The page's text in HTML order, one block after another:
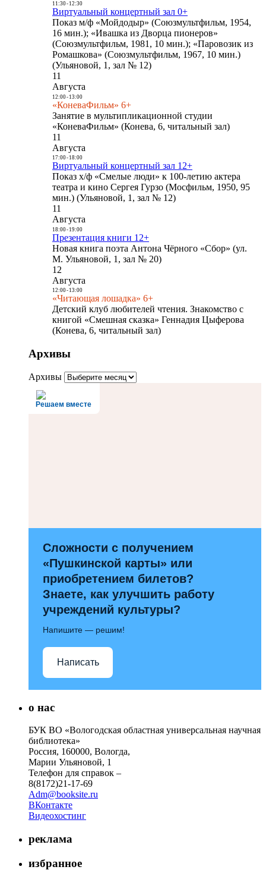
11:30- 12:30
Виртуальный концертный зал 0+
Показ м/ф «Мойдодыр» (Союзмультфильм, 1954,
16 мин.); «Ивашка из Дворца пионеров»
(Союзмультфильм, 1981, 10 мин.); «Паровозик из
Ромашкова» (Союзмультфильм, 1967, 10 мин.)
(Ульяновой, 1, зал № 12)
11
Августа
12:00- 13:00
«КоневаФильм» 6+
Занятие в мультипликационной студии
«КоневаФильм» (Конева, 6, читальный зал)
11
Августа
17:00- 18:00
Виртуальный концертный зал 12+
Показ х/ф «Смелые люди» к 100-летию актера
театра и кино Сергея Гурзо (Мосфильм, 1950, 95
мин.) (Ульяновой, 1, зал № 12)
11
Августа
18:00- 19:00
Презентация книги 12+
Новая книга поэта Антона Чёрного «Сбор» (ул.
М. Ульяновой, 1, зал № 20)
12
Августа
12:00- 13:00
«Читающая лошадка» 6+
Детский клуб любителей чтения. Знакомство с
книгой «Смешная сказка» Геннадия Цыферова
(Конева, 6, читальный зал)
Архивы
Архивы
Решаем вместе
Сложности с получением
«Пушкинской карты» или
приобретением билетов?
Знаете, как улучшить работу
учреждений культуры?
Напишите — решим!
Написать
о нас
БУК ВО «Вологодская областная универсальная научная
библиотека»
Россия, 160000, Вологда,
Марии Ульяновой, 1
Телефон для справок –
8(8172)21-17-69
Adm@booksite.ru
ВКонтакте
Видеохостинг
реклама
избранное